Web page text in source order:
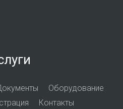
Оборудование
Контакты